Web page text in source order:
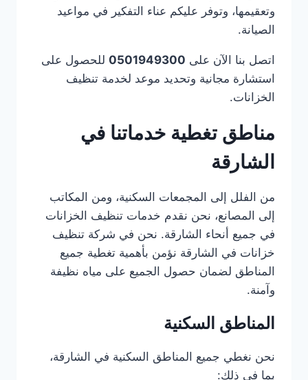
وتعقيمها، وتوفر عليكم عناء التفكير في مواعيد
الصيانة.
اتصل بنا الآن على 0501949300 للحصول على
استشارة مجانية وتحديد موعد لخدمة تنظيف
الخزانات.
مناطق تغطية خدماتنا في
الشارقة
من الفلل إلى المجمعات السكنية، ومن المكاتب
إلى المصانع، نحن نقدم خدمات تنظيف الخزانات
في جميع أنحاء الشارقة. نحن في شركة تنظيف
خزانات في الشارقة نؤمن بأهمية تغطية جميع
المناطق لضمان حصول الجميع على مياه نظيفة
وآمنة.
المناطق السكنية
نحن نغطي جميع المناطق السكنية في الشارقة،
بما في ذلك: